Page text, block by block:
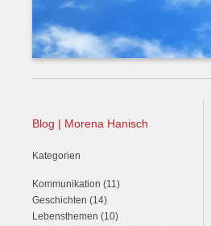
Blog | Morena Hanisch
Kategorien
Kommunikation (11)
Geschichten (14)
Lebensthemen (10)